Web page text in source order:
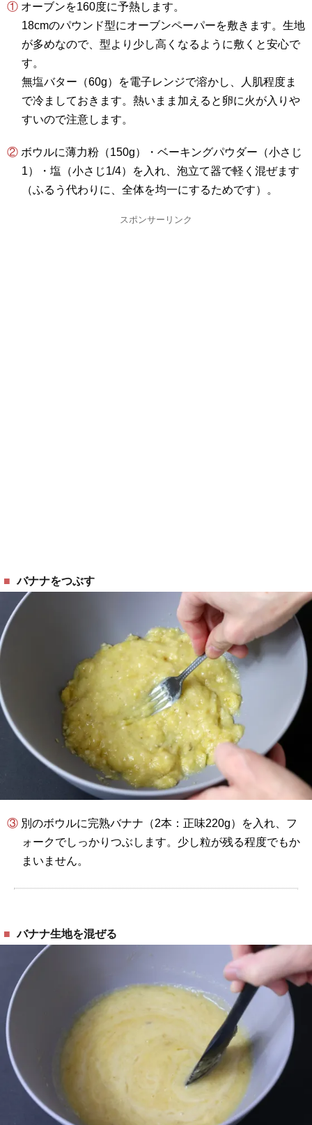
① オーブンを160度に予熱します。
18cmのパウンド型にオーブンペーパーを敷きます。生地
が多めなので、型より少し高くなるように敷くと安心で
す。
無塩バター（60g）を電子レンジで溶かし、人肌程度ま
で冷ましておきます。熱いまま加えると卵に火が入りや
すいので注意します。
② ボウルに薄力粉（150g）・ベーキングパウダー（小さじ
1）・塩（小さじ1/4）を入れ、泡立て器で軽く混ぜます
（ふるう代わりに、全体を均一にするためです）。
スポンサーリンク
バナナをつぶす
③ 別のボウルに完熟バナナ（2本：正味220g）を入れ、フ
ォークでしっかりつぶします。少し粒が残る程度でもか
まいません。
バナナ生地を混ぜる